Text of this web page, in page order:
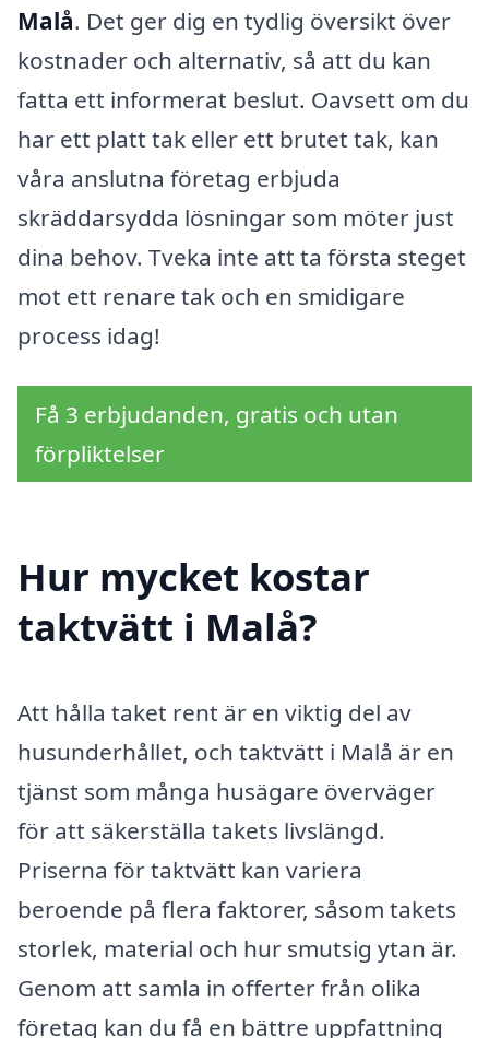
Malå. Det ger dig en tydlig översikt över
kostnader och alternativ, så att du kan
fatta ett informerat beslut. Oavsett om du
har ett platt tak eller ett brutet tak, kan
våra anslutna företag erbjuda
skräddarsydda lösningar som möter just
dina behov. Tveka inte att ta första steget
mot ett renare tak och en smidigare
process idag!
Få 3 erbjudanden, gratis och utan
förpliktelser
Hur mycket kostar
taktvätt i Malå?
Att hålla taket rent är en viktig del av
husunderhållet, och taktvätt i Malå är en
tjänst som många husägare överväger
för att säkerställa takets livslängd.
Priserna för taktvätt kan variera
beroende på flera faktorer, såsom takets
storlek, material och hur smutsig ytan är.
Genom att samla in offerter från olika
företag kan du få en bättre uppfattning